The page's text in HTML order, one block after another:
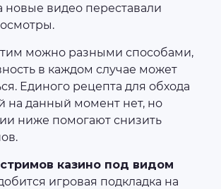
новые видео переставали
можно разными способами,
в каждом случае может
Единого рецепта для обхода
на данный момент нет, но
ниже помогают снизить
казино под видом
игровая подкладка на